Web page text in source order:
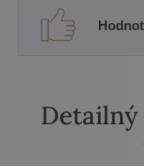
Detailný